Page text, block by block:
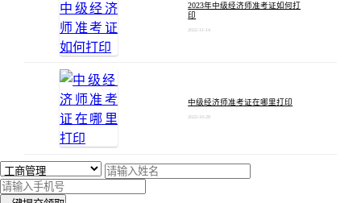
2023年中级经济师准考证如何打
印
2022-11-14
中级经济师准考证在哪里打印
2022-10-28